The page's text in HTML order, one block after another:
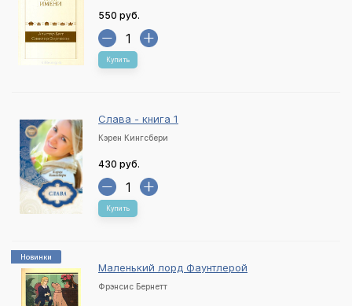
550 руб.
Купить
Слава - книга 1
Кэрен Кингсбери
430 руб.
Купить
Новинки
Маленький лорд Фаунтлерой
Фрэнсис Бернетт